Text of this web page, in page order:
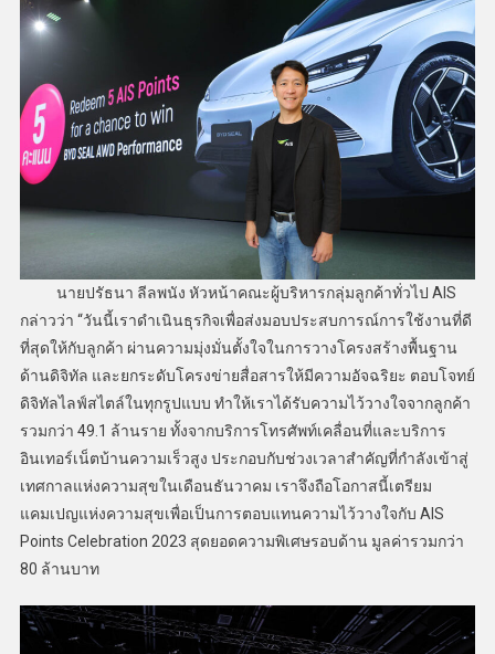
นายปรัธนา ลีลพนัง หัวหน้าคณะผู้บริหารกลุ่มลูกค้าทั่วไป AIS
กล่าวว่า “วันนี้เราดำเนินธุรกิจเพื่อส่งมอบประสบการณ์การใช้งานที่ดี
ที่สุดให้กับลูกค้า ผ่านความมุ่งมั่นตั้งใจในการวางโครงสร้างพื้นฐาน
ด้านดิจิทัล และยกระดับโครงข่ายสื่อสารให้มีความอัจฉริยะ ตอบโจทย์
ดิจิทัลไลฟ์สไตล์ในทุกรูปแบบ ทำให้เราได้รับความไว้วางใจจากลูกค้า
รวมกว่า 49.1 ล้านราย ทั้งจากบริการโทรศัพท์เคลื่อนที่และบริการ
อินเทอร์เน็ตบ้านความเร็วสูง ประกอบกับช่วงเวลาสำคัญที่กำลังเข้าสู่
เทศกาลแห่งความสุขในเดือนธันวาคม เราจึงถือโอกาสนี้เตรียม
แคมเปญแห่งความสุขเพื่อเป็นการตอบแทนความไว้วางใจกับ AIS
Points Celebration 2023 สุดยอดความพิเศษรอบด้าน มูลค่ารวมกว่า
80 ล้านบาท